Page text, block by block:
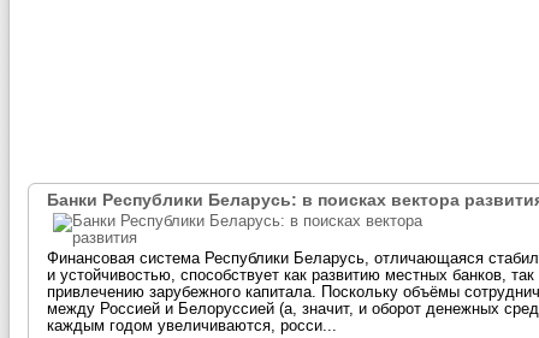
Банки Республики Беларусь: в поисках вектора
Финансовая система Республики Беларусь, отличающаяся
и устойчивостью, способствует как развитию местных банков, так
привлечению зарубежного капитала. Поскольку объёмы
между Россией и Белоруссией (а, значит, и оборот денежных
каждым годом увеличиваются, росси...